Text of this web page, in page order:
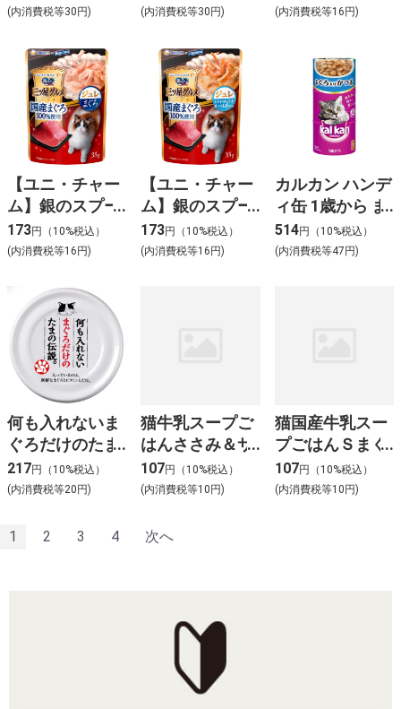
メ お魚味クリー
ささみ味 180g
(内消費税等30円)
メ お魚味クリー
い味 180g
(内消費税等30円)
メ パウチ国産ま
ント使用フレー
クかつお入り
(内消費税等16円)
【ユニ・チャー
ム】銀のスプー
ン 三ツ星グル
メ パウチ国産ま
ント使用ジュレ
まぐろ 35g
173円（10%税込）
(内消費税等16円)
【ユニ・チャー
ム】銀のスプー
ン 三ツ星グル
メ パウチ国産ま
173円（10%税込）
(内消費税等16円)
カルカン ハンデ
ィ缶 1歳から ま
ぐろ入りかつお
160g×3P
514円（10%税込）
(内消費税等47円)
何も入れないま
ぐろだけのたま
伝説 70g
217円（10%税込）
(内消費税等20円)
猫牛乳スープご
はんささみ＆サ
ーモン成猫４０
ｇ
107円（10%税込）
(内消費税等10円)
猫国産牛乳スー
プごはんＳまぐ
ろシニア４０ｇ
107円（10%税込）
(内消費税等10円)
1 2 3 4 次へ